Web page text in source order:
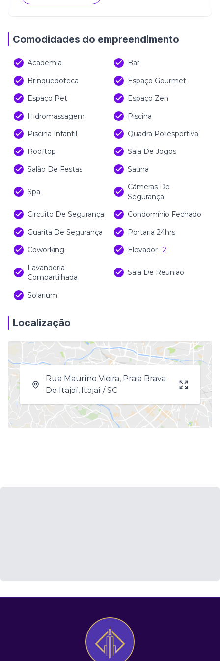
Comodidades do empreendimento
Academia
Bar
Brinquedoteca
Espaço Gourmet
Espaço Pet
Espaço Zen
Hidromassagem
Piscina
Piscina Infantil
Quadra Poliesportiva
Rooftop
Sala De Jogos
Salão De Festas
Sauna
Spa
Câmeras De
Segurança
Circuito De Segurança
Condomínio Fechado
Guarita De Segurança
Portaria 24hrs
Coworking
Elevador 2
Lavanderia
Compartilhada
Sala De Reuniao
Solarium
Localização
Rua Maurino Vieira, Praia Brava
De Itajaí, Itajaí / SC